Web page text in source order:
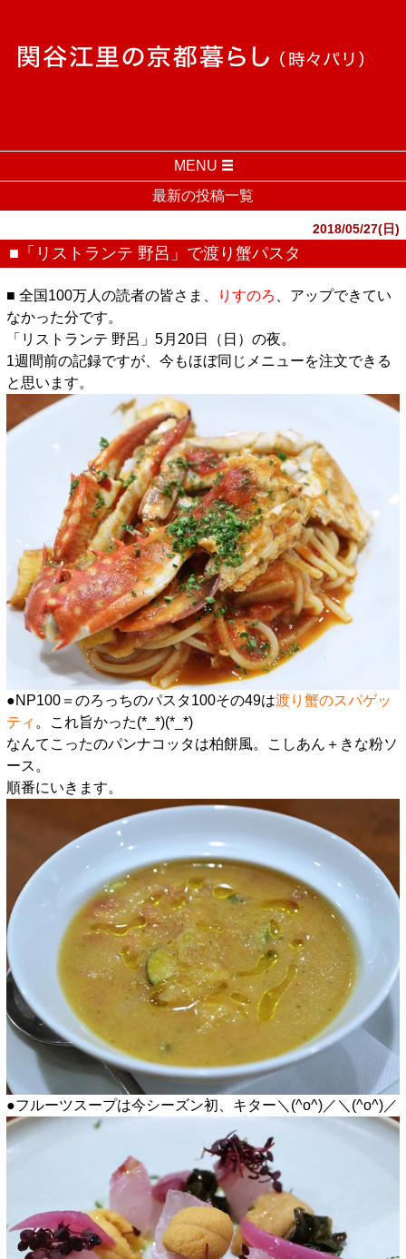
MENU
最新の投稿一覧
2018/05/27(日)
■「リストランテ 野呂」で渡り蟹パスタ
■ 全国100万人の読者の皆さま、 りすのろ
、アップできてい
なかった分です。
「リストランテ 野呂」5月20日（日）の夜。
1週間前の記録ですが、今もほぼ同じメニューを注文できる
と思います。
●NP100＝のろっちのパスタ100その49は渡り蟹のスパゲッ
ティ 。これ旨かった(*_*)(*_*)
なんてこったのパンナコッタは柏餅風。こしあん＋きな粉ソ
ース。
順番にいきます。
●フルーツスープは今シーズン初、キター＼(^o^)／＼(^o^)／